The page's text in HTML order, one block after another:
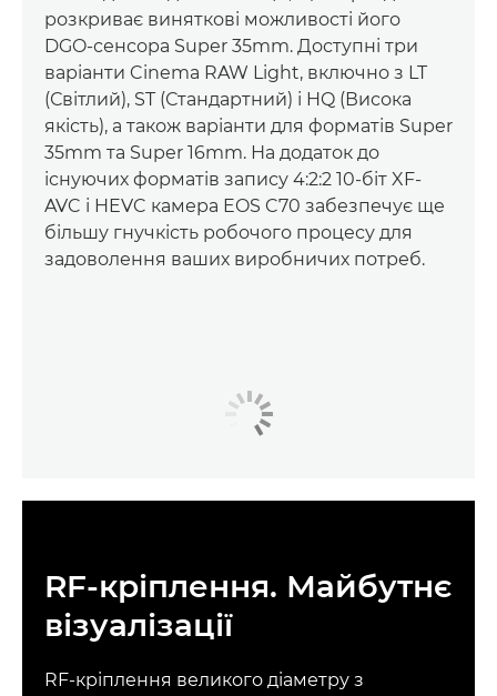
розкриває виняткові можливості його
DGO-сенсора Super 35mm. Доступні три
варіанти Cinema RAW Light, включно з LT
(Світлий), ST (Стандартний) і HQ (Висока
якість), а також варіанти для форматів Super
35mm та Super 16mm. На додаток до
існуючих форматів запису 4:2:2 10-біт XF-
AVC і HEVC камера EOS C70 забезпечує ще
більшу гнучкість робочого процесу для
задоволення ваших виробничих потреб.
RF-кріплення. Майбутнє
візуалізації
RF-кріплення великого діаметру з